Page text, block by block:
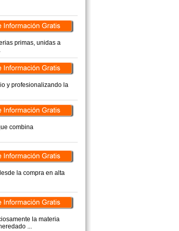
primas, unidas a
y profesionalizando la
combina
la compra en alta
la materia
...